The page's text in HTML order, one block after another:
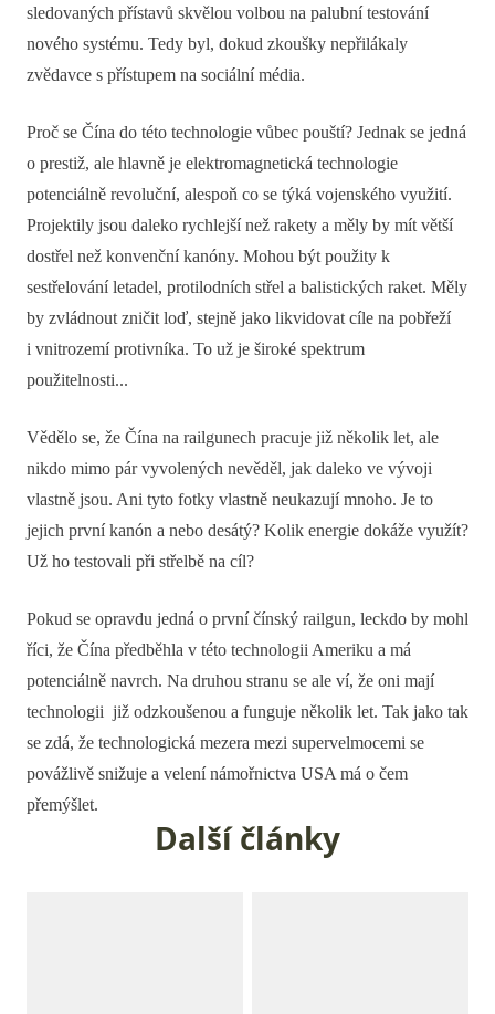
sledovaných přístavů skvělou volbou na palubní testování
nového systému. Tedy byl, dokud zkoušky nepřilákaly
zvědavce s přístupem na sociální média.
Proč se Čína do této technologie vůbec pouští? Jednak se jedná
o prestiž, ale hlavně je elektromagnetická technologie
potenciálně revoluční, alespoň co se týká vojenského využití.
Projektily jsou daleko rychlejší než rakety a měly by mít větší
dostřel než konvenční kanóny. Mohou být použity k
sestřelování letadel, protilodních střel a balistických raket. Měly
by zvládnout zničit loď, stejně jako likvidovat cíle na pobřeží
i vnitrozemí protivníka. To už je široké spektrum
použitelnosti...
Vědělo se, že Čína na railgunech pracuje již několik let, ale
nikdo mimo pár vyvolených nevěděl, jak daleko ve vývoji
vlastně jsou. Ani tyto fotky vlastně neukazují mnoho. Je to
jejich první kanón a nebo desátý? Kolik energie dokáže využít?
Už ho testovali při střelbě na cíl?
Pokud se opravdu jedná o první čínský railgun, leckdo by mohl
říci, že Čína předběhla v této technologii Ameriku a má
potenciálně navrch. Na druhou stranu se ale ví, že oni mají
technologii již odzkoušenou a funguje několik let. Tak jako tak
se zdá, že technologická mezera mezi supervelmocemi se
povážlivě snižuje a velení námořnictva USA má o čem
přemýšlet.
Další články